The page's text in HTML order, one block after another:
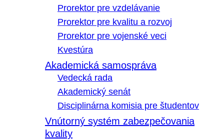
Prorektor pre vzdelávanie
Prorektor pre kvalitu a rozvoj
Prorektor pre vojenské veci
Kvestúra
Akademická samospráva
Vedecká rada
Akademický senát
Disciplinárna komisia pre študentov
Vnútorný systém zabezpečovania
kvality